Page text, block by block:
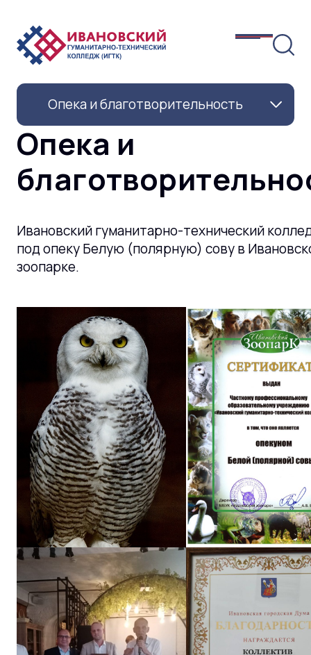
Опека и благотворительность
Опека и
Ивановский гуманитарно-технический
под опеку Белую (полярную) сову в
зоопарке.